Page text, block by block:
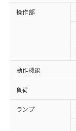
操作部
動作機能
負荷
ランプ